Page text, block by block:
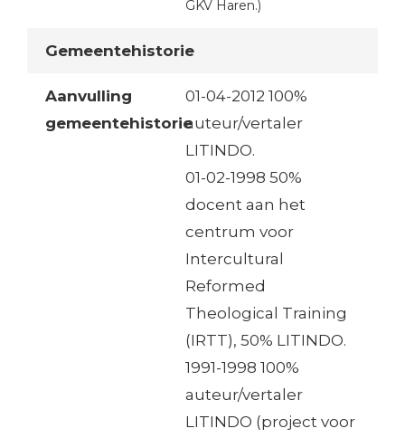
GKV Haren.)
Gemeentehistorie
Aanvulling
gemeentehistorie
01-04-2012 100%
auteur/vertaler
LITINDO.
01-02-1998 50%
docent aan het
centrum voor
Intercultural
Reformed
Theological Training
(IRTT), 50% LITINDO.
1991-1998 100%
auteur/vertaler
LITINDO (project voor